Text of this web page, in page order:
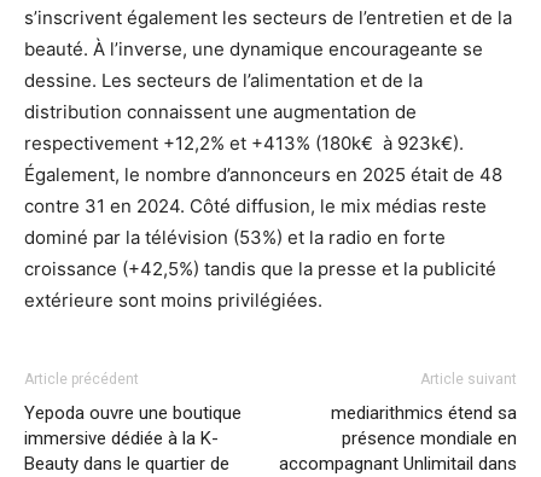
s’inscrivent également les secteurs de l’entretien et de la
beauté. À l’inverse, une dynamique encourageante se
dessine. Les secteurs de l’alimentation et de la
distribution connaissent une augmentation de
respectivement +12,2% et +413% (180k€ à 923k€).
Également, le nombre d’annonceurs en 2025 était de 48
contre 31 en 2024. Côté diffusion, le mix médias reste
dominé par la télévision (53%) et la radio en forte
croissance (+42,5%) tandis que la presse et la publicité
extérieure sont moins privilégiées.
Article précédent
Yepoda ouvre une boutique
immersive dédiée à la K-
Beauty dans le quartier de
Article suivant
mediarithmics étend sa
présence mondiale en
accompagnant Unlimitail dans